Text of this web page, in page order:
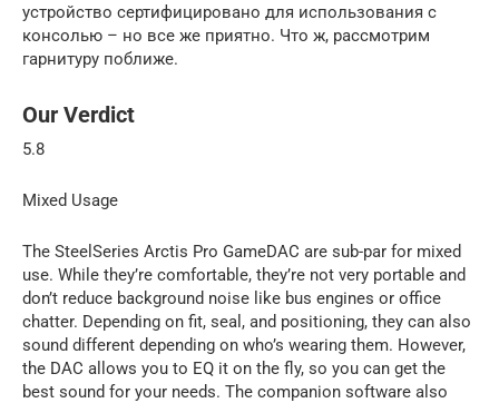
устройство сертифицировано для использования с
консолью – но все же приятно. Что ж, рассмотрим
гарнитуру поближе.
Our Verdict
5.8
Mixed Usage
The SteelSeries Arctis Pro GameDAC are sub-par for mixed
use. While they’re comfortable, they’re not very portable and
don’t reduce background noise like bus engines or office
chatter. Depending on fit, seal, and positioning, they can also
sound different depending on who’s wearing them. However,
the DAC allows you to EQ it on the fly, so you can get the
best sound for your needs. The companion software also